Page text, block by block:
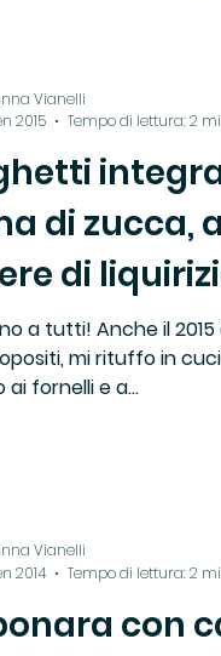
Locali
del Territorio
Slow Food
di zucca,
di
a tutti! Anche il
mi rituffo in
ai fornelli e a...
Vianelli
2015
Tempo di lettura: 2
con
Vianelli
2014
Tempo di lettura: 2